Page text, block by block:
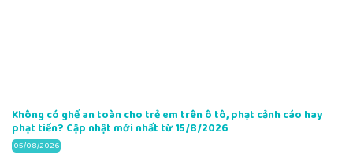
Không có ghế an toàn cho trẻ em trên ô tô, phạt cảnh cáo hay
phạt tiền? Cập nhật mới nhất từ 15/8/2026
05/08/2026